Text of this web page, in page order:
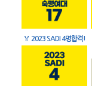
🏅 2023 SADI 4명합격!